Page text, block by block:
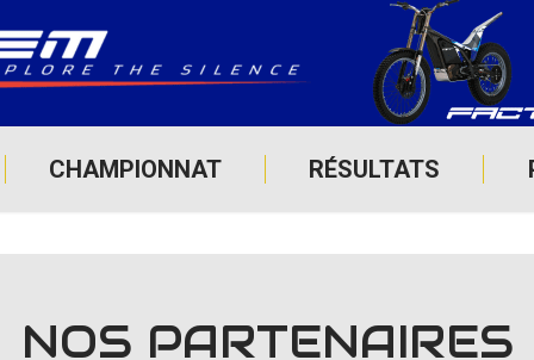
CHAMPIONNAT RÉSULTATS
NOS PARTENAIRES